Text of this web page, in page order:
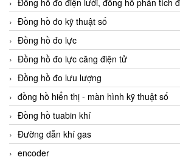
Đồng hồ đo điện lưới, đồng hồ phân tích
Đồng hồ đo kỹ thuật số
Đồng hồ đo lực
Đồng hồ đo lực căng điện tử
Đồng hồ đo lưu lượng
đồng hồ hiển thị - màn hình kỹ thuật số
Đồng hồ tuabin khí
Đường dẫn khí gas
encoder